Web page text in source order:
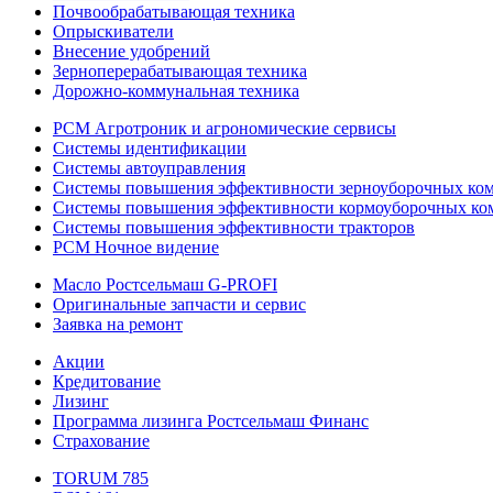
Почвообрабатывающая техника
Опрыскиватели
Внесение удобрений
Зерноперерабатывающая техника
Дорожно-коммунальная техника
РСМ Агротроник и агрономические сервисы
Системы идентификации
Системы автоуправления
Системы повышения эффективности зерноуборочных
Системы повышения эффективности кормоуборочных
Системы повышения эффективности тракторов
РСМ Ночное видение
Масло Ростсельмаш G-PROFI
Оригинальные запчасти и сервис
Заявка на ремонт
Акции
Кредитование
Лизинг
Программа лизинга Ростсельмаш Финанс
Страхование
TORUM 785